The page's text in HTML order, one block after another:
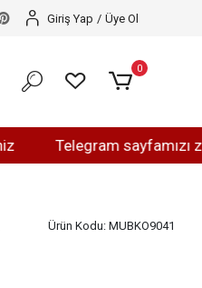
Telegram sayfamızı ziyaret
Giriş Yap / Üye Ol
0
Ürün Kodu: MUBKO9041